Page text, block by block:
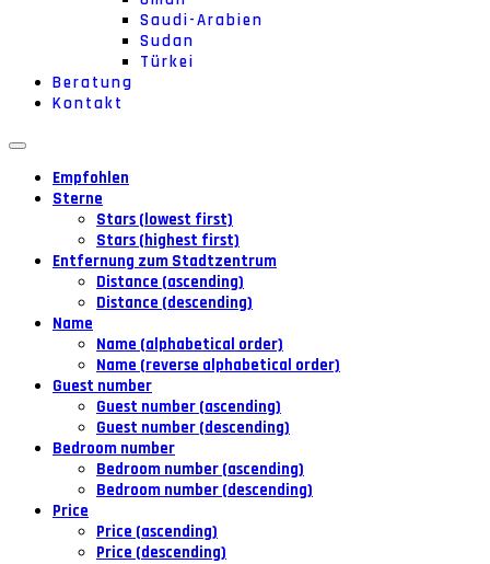
Saudi-Arabien
Sudan
Türkei
Beratung
Kontakt
Empfohlen
Sterne
Stars (lowest first)
Stars (highest first)
Entfernung zum Stadtzentrum
Distance (ascending)
Distance (descending)
Name
Name (alphabetical order)
Name (reverse alphabetical order)
Guest number
Guest number (ascending)
Guest number (descending)
Bedroom number
Bedroom number (ascending)
Bedroom number (descending)
Price
Price (ascending)
Price (descending)